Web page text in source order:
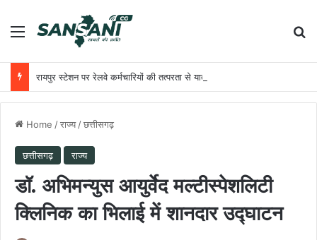
Menu
Home /राज्य /छत्तीसगढ़
छत्तीसगढ़ राज्य
डॉ. अभिमन्युस आयुर्वेद मल्टीस्पेशलिटी
क्लिनिक का भिलाई में शानदार उद्घाटन